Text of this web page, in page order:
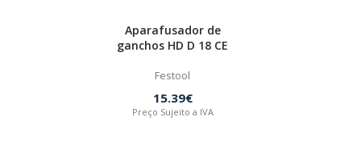
Aparafusador de
ganchos HD D 18 CE
Festool
15.39€
Preço Sujeito a IVA